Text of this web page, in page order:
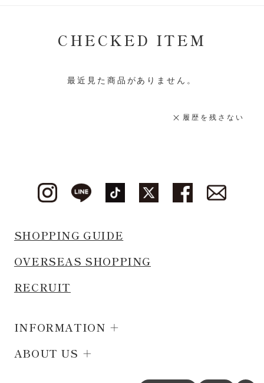
CHECKED ITEM
最近見た商品がありません。
履歴を残さない
SHOPPING GUIDE
OVERSEAS SHOPPING
RECRUIT
INFORMATION
ABOUT US